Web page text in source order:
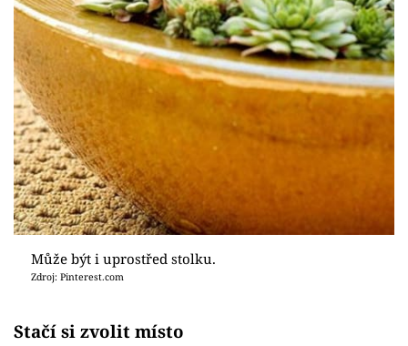
Může být i uprostřed stolku.
Zdroj: Pinterest.com
Stačí si zvolit místo